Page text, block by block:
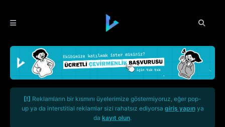
[!] Reklamların bir kısmını üyelerimize göstermiyoruz, eğer pop-
up ya da interstitial reklamlar sizi rahatsız ediyorsa giriş yapınya
da kayıt olun.